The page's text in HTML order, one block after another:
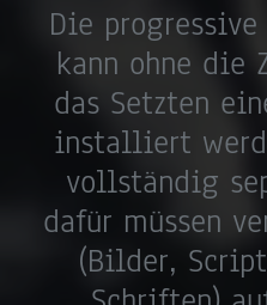
Die
kann ohne die
das Setzten
installiert
vollständig
dafür müssen
(Bilder,